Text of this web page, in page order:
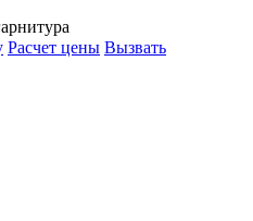
Расчет цены Вызвать